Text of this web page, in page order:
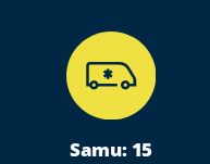
Samu: 15